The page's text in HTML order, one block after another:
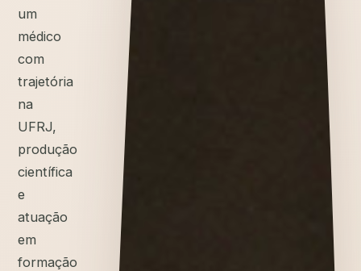
um
médico
com
trajetória
na
UFRJ,
produção
científica
e
atuação
em
formação